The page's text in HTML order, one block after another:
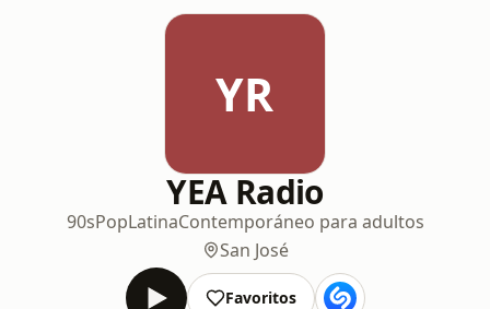
YR
YEA Radio
90sPopLatinaContemporáneo para adultos
San José
Favoritos